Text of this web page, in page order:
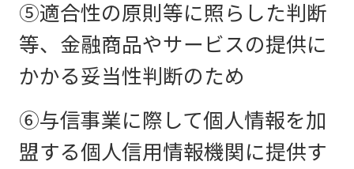
⑤適合性の原則等に照らした判断
等、金融商品やサービスの提供に
かかる妥当性判断のため
⑥与信事業に際して個人情報を加
盟する個人信用情報機関に提供す